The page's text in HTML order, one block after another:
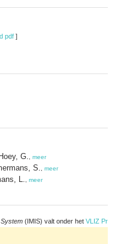
pdf ]
G. meer
S. meer
L. meer
(IMIS) valt onder het VLIZ